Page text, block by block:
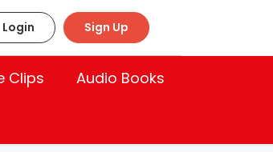
Login Sign Up
Clips Audio Books